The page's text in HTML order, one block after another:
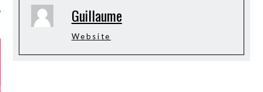
Guillaume
Website